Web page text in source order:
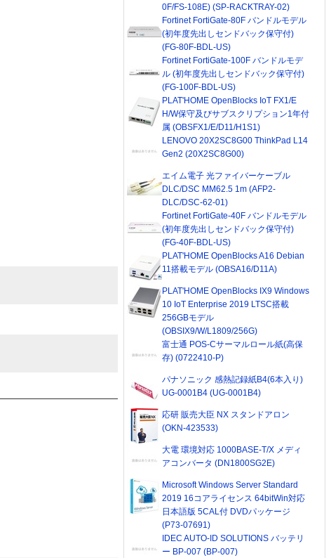
0F/FS-108E) (SP-RACKTRAY-02)
Fortinet FortiGate-80F バンドルモデル
(初年度先出しセンドバック保守付)
(FG-80F-BDL-US)
Fortinet FortiGate-100F バンドルモデ
ル (初年度先出しセンドバック保守付)
(FG-100F-BDL-US)
PLAT'HOME OpenBlocks IoT FX1/E
H/W保守及びサブスクリプション1年付
属 (OBSFX1/E/D11/H1S1)
LENOVO 20X2SC8G00 ThinkPad L14
Gen2 (20X2SC8G00)
エイム電子 光ファイバーケーブル
DLC/DSC MM62.5 1m (AFP2-
DLC/DSC-62-01)
Fortinet FortiGate-40F バンドルモデル
(初年度先出しセンドバック保守付)
(FG-40F-BDL-US)
PLAT'HOME OpenBlocks A16 Debian
11搭載モデル (OBSA16/D11A)
PLAT'HOME OpenBlocks IX9 Windows
10 IoT Enterprise 2019 LTSC搭載
256GBモデル
(OBSIX9/W/L1809/256G)
富士通 POS-Cサーマルロール紙(高保
存) (0722410-P)
パナソニック 感熱記録紙B4(6本入り)
UG-0001B4 (UG-0001B4)
応研 販売大臣 NX スタンドアロン
(OKN-423533)
大電 環境対応 1000BASE-T/X メディ
アコンバータ (DN1800SG2E)
Microsoft Windows Server Standard
2019 16コアライセンス 64bitWin対応
日本語版 5CAL付 DVDパッケージ
(P73-07691)
IDEC AUTO-ID SOLUTIONS バッテリ
ー BP-007 (BP-007)